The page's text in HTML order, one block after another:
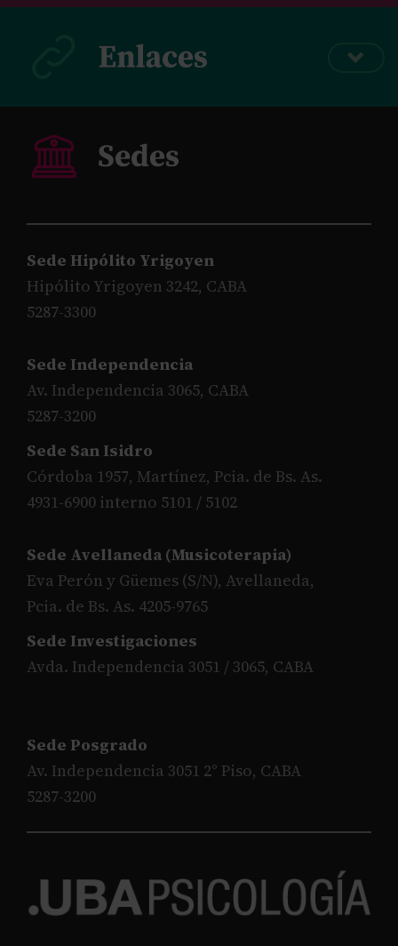
Sede Hipólito Yrigoyen
Hipólito Yrigoyen 3242, CABA
5287-3300
Sede Independencia
Av. Independencia 3065, CABA
5287-3200
Sede San Isidro
Córdoba 1957, Martínez, Pcia. de Bs. As.
4931-6900 interno 5101 / 5102
Sede Avellaneda (Musicoterapia)
Eva Perón y Güemes (S/N), Avellaneda,
Pcia. de Bs. As. 4205-9765
Sede Investigaciones
Avda. Independencia 3051 / 3065, CABA
Sede Posgrado
Av. Independencia 3051 2° Piso, CABA
5287-3200